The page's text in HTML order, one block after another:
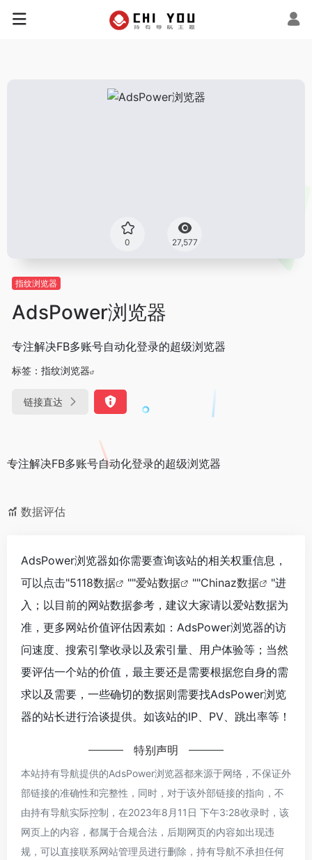
0 27,577
指纹浏览器
AdsPower浏览器
专注解决FB多账号自动化登录的超级浏览器
标签： 指纹浏览器
链接直达
专注解决FB多账号自动化登录的超级浏览器
数据评估
AdsPower浏览器如你需要查询该站的相关权重信息，
可以点击"5118数据 ""爱站数据 ""Chinaz数据
"进
入；以目前的网站数据参考，建议大家请以爱站数据为
准，更多网站价值评估因素如：AdsPower浏览器的访
问速度、搜索引擎收录以及索引量、用户体验等；当然
要评估一个站的价值，最主要还是需要根据您自身的需
求以及需要，一些确切的数据则需要找AdsPower浏览
器的站长进行洽谈提供。如该站的IP、PV、跳出率等！
特别声明
本站持有导航提供的AdsPower浏览器都来源于网络，不保证外
部链接的准确性和完整性，同时，对于该外部链接的指向，不
由持有导航实际控制，在2023年8月11日 下午3:28收录时，该
网页上的内容，都属于合规合法，后期网页的内容如出现违
规，可以直接联系网站管理员进行删除，持有导航不承担任何